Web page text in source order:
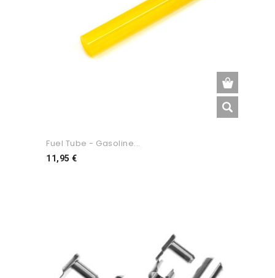
Fuel Tube - Gasoline...
11,95 €Preço